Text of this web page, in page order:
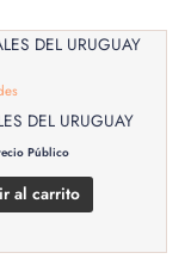
DEL URUGUAY
Público
al carrito